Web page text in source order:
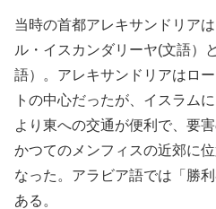
当時の首都アレキサンドリア
ル・イスカンダリーヤ(文語）
語）。アレキサンドリアはロ
トの中心だったが、イスラム
より東への交通が便利で、要
かつてのメンフィスの近郊に
なった。アラビア語では「勝
ある。